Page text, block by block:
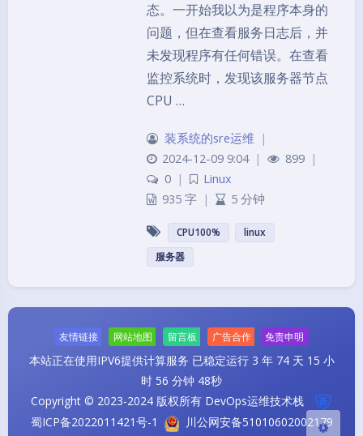
关闭 日落 暗化 灰度
态。一开始我以为是程序本身的
问题，但在查看服务日志后，并
未发现程序有任何错误。在查看
监控系统时，发现该服务器节点
CPU …
装系统的sre运维
|
2024-12-09 9:04 | 899 |
0 |
Linux
935 字 | 5 分钟
CPU100%
linux
服务器
友情链接 网站地图 留言板 广告合作 免责申明
本站正在使用IPV6提供计算服务 已稳定运行 3 年 74 天 15 小
时 56 分钟 48秒
Copyright © 2023-2024 版权所有 DevOps运维技术栈
蜀ICP备2022011421号-1
川公网安备51010602002179